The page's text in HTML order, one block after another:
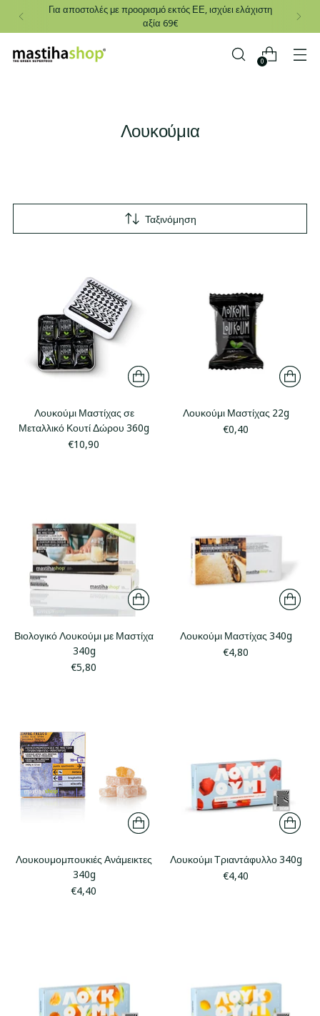
Για αποστολές με προορισμό εκτός ΕΕ, ισχύει ελάχιστη
αξία 69€
0
Λουκούμια
Ταξινόμηση
Λουκούμι Μαστίχας σε
Μεταλλικό Κουτί Δώρου 360g
€10,90
Λουκούμι Μαστίχας 22g
€0,40
Βιολογικό Λουκούμι με Μαστίχα
340g
€5,80
Λουκούμι Μαστίχας 340g
€4,80
Λουκουμομπουκιές Ανάμεικτες
340g
€4,40
Λουκούμι Τριαντάφυλλο 340g
€4,40